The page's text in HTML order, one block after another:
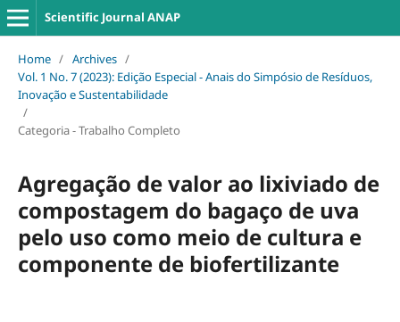
Scientific Journal ANAP
Home / Archives /
Vol. 1 No. 7 (2023): Edição Especial - Anais do Simpósio de Resíduos,
Inovação e Sustentabilidade
/
Categoria - Trabalho Completo
Agregação de valor ao lixiviado de
compostagem do bagaço de uva
pelo uso como meio de cultura e
componente de biofertilizante